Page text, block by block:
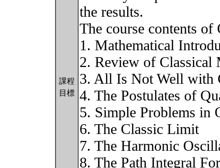
課程
目標
the results.
The course contents
1. Mathematical
2. Review of Classical
3. All Is Not Well with
4. The Postulates of
5. Simple Problems in
6. The Classic Limit
7. The Harmonic
8. The Path Integral